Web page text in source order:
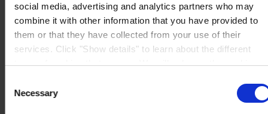
social media, advertising and analytics partners who may
combine it with other information that you have provided to
them or that they have collected from your use of their
services. Click "Show details" to learn about the different
types of cookies that we use. We will only use the cookies
cookies after having received your consent. You may
withdraw your consent at any time by using the link in our
Selection
Necessary